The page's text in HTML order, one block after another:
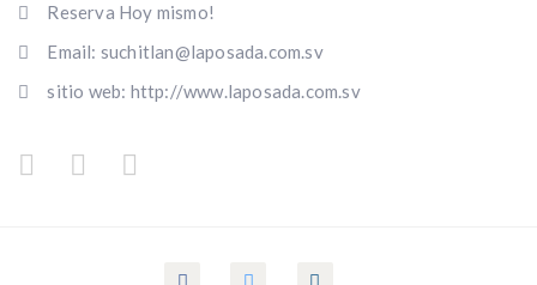
Reserva Hoy mismo!
Email: suchitlan@laposada.com.sv
sitio web: http://www.laposada.com.sv